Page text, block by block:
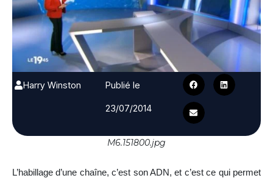
Harry Winston
Publié le
23/07/2014
M6.151800.jpg
L’habillage d’une chaîne, c’est son ADN, et c’est ce qui permet